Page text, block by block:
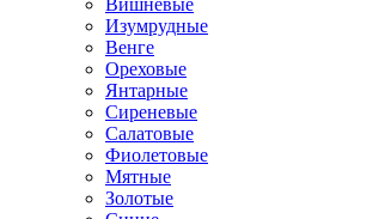
Изумрудные
Венге
Ореховые
Янтарные
Сиреневые
Салатовые
Фиолетовые
Мятные
Золотые